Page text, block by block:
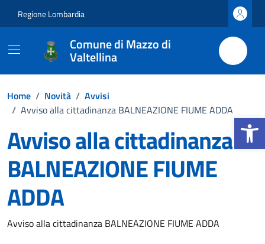
Apri la
Regione Lombardia
Comune di Mazzo di
Valtellina
Home / Novità / Avvisi
/ Avviso alla cittadinanza BALNEAZIONE FIUME ADDA
Avviso alla cittadinanza
BALNEAZIONE FIUME
ADDA
Dettagli della notizia
Avviso alla cittadinanza BALNEAZIONE FIUME ADDA